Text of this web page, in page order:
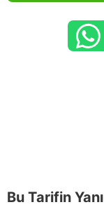
Bu Tarifin